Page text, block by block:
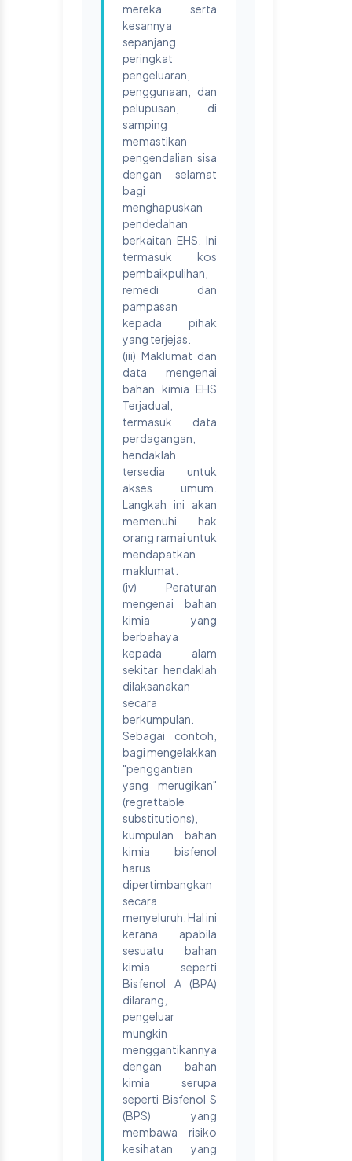
mereka serta
kesannya
sepanjang
peringkat
pengeluaran,
penggunaan, dan
pelupusan, di
samping
memastikan
pengendalian sisa
dengan selamat
bagi
menghapuskan
pendedahan
berkaitan EHS. Ini
termasuk kos
pembaikpulihan,
remedi dan
pampasan
kepada pihak
yang terjejas.
(iii) Maklumat dan
data mengenai
bahan kimia EHS
Terjadual,
termasuk data
perdagangan,
hendaklah
tersedia untuk
akses umum.
Langkah ini akan
memenuhi hak
orang ramai untuk
mendapatkan
maklumat.
(iv) Peraturan
mengenai bahan
kimia yang
berbahaya
kepada alam
sekitar hendaklah
dilaksanakan
secara
berkumpulan.
Sebagai contoh,
bagi mengelakkan
"penggantian
yang merugikan"
(regrettable
substitutions),
kumpulan bahan
kimia bisfenol
harus
dipertimbangkan
secara
menyeluruh. Hal ini
kerana apabila
sesuatu bahan
kimia seperti
Bisfenol A (BPA)
dilarang,
pengeluar
mungkin
menggantikannya
dengan bahan
kimia serupa
seperti Bisfenol S
(BPS) yang
membawa risiko
kesihatan yang